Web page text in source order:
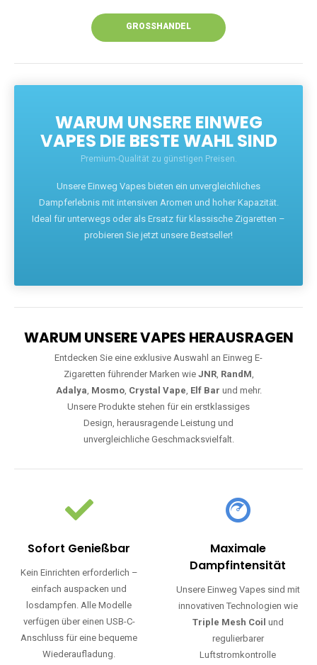
GROSSHANDEL
WARUM UNSERE EINWEG
VAPES DIE BESTE WAHL SIND
Premium-Qualität zu günstigen Preisen.
Unsere Einweg Vapes bieten ein unvergleichliches
Dampferlebnis mit intensiven Aromen und hoher Kapazität.
Ideal für unterwegs oder als Ersatz für klassische Zigaretten –
probieren Sie jetzt unsere Bestseller!
WARUM UNSERE VAPES HERAUSRAGEN
Entdecken Sie eine exklusive Auswahl an Einweg E-
Zigaretten führender Marken wie JNR, RandM,
Adalya, Mosmo, Crystal Vape, Elf Bar und mehr.
Unsere Produkte stehen für ein erstklassiges
Design, herausragende Leistung und
unvergleichliche Geschmacksvielfalt.
Sofort Genießbar
Kein Einrichten erforderlich –
einfach auspacken und
losdampfen. Alle Modelle
verfügen über einen USB-C-
Anschluss für eine bequeme
Wiederaufladung.
Maximale
Dampfintensität
Unsere Einweg Vapes sind mit
innovativen Technologien wie
Triple Mesh Coil und
regulierbarer
Luftstromkontrolle